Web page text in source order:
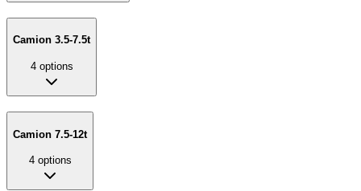
Camion 3.5-7.5t
4 options
Camion 7.5-12t
4 options